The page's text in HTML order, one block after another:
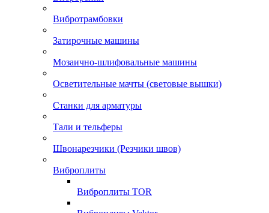
Вибротрамбовки
Затирочные машины
Мозаично-шлифовальные машины
Осветительные мачты (световые вышки)
Станки для арматуры
Тали и тельферы
Швонарезчики (Резчики швов)
Виброплиты
Виброплиты TOR